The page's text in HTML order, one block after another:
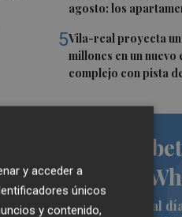
agosto: los
5Vila-real proyecta
millones en un
complejo con pista
de
Siempre al
y acceder a
únicos
y contenido,